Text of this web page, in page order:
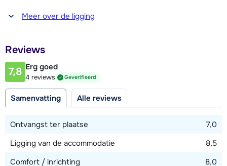
Afstand tot winkel(s)
700 meter
50 meter
Afstand tot piste
80 meter
Meer over de ligging
Reviews
7,8 Erg goed
4 reviews Geverifieerd
Samenvatting Alle reviews
Ontvangst ter plaatse
7,0
Ligging van de accommodatie
8,5
Comfort / inrichting
8,0